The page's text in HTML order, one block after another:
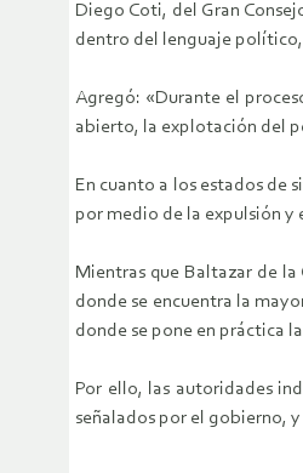
Diego Coti, del Gran
dentro del lenguaje político,
Agregó: «Durante el
abierto, la explotación del
En cuanto a los estados de
por medio de la expulsión y
Mientras que Baltazar de
donde se encuentra la
donde se pone en práctica
Por ello, las autoridades
señalados por el gobierno,